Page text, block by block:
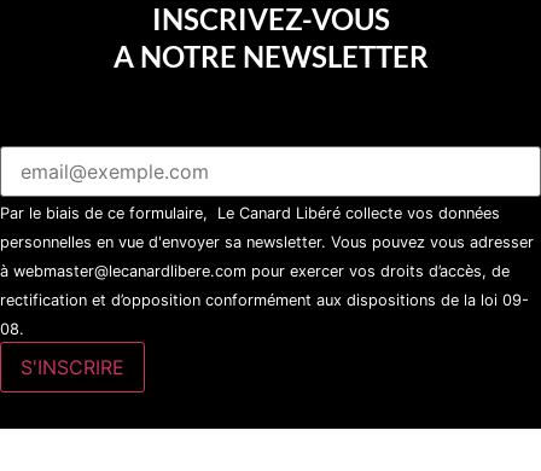
INSCRIVEZ-VOUS
A NOTRE NEWSLETTER
Par le biais de ce formulaire, Le Canard Libéré collecte vos données
personnelles en vue d'envoyer sa newsletter. Vous pouvez vous adresser
à webmaster@lecanardlibere.com pour exercer vos droits d’accès, de
rectification et d’opposition conformément aux dispositions de la loi 09-
08.